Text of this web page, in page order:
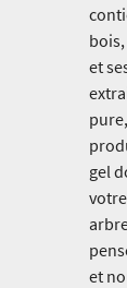
et
gel
et